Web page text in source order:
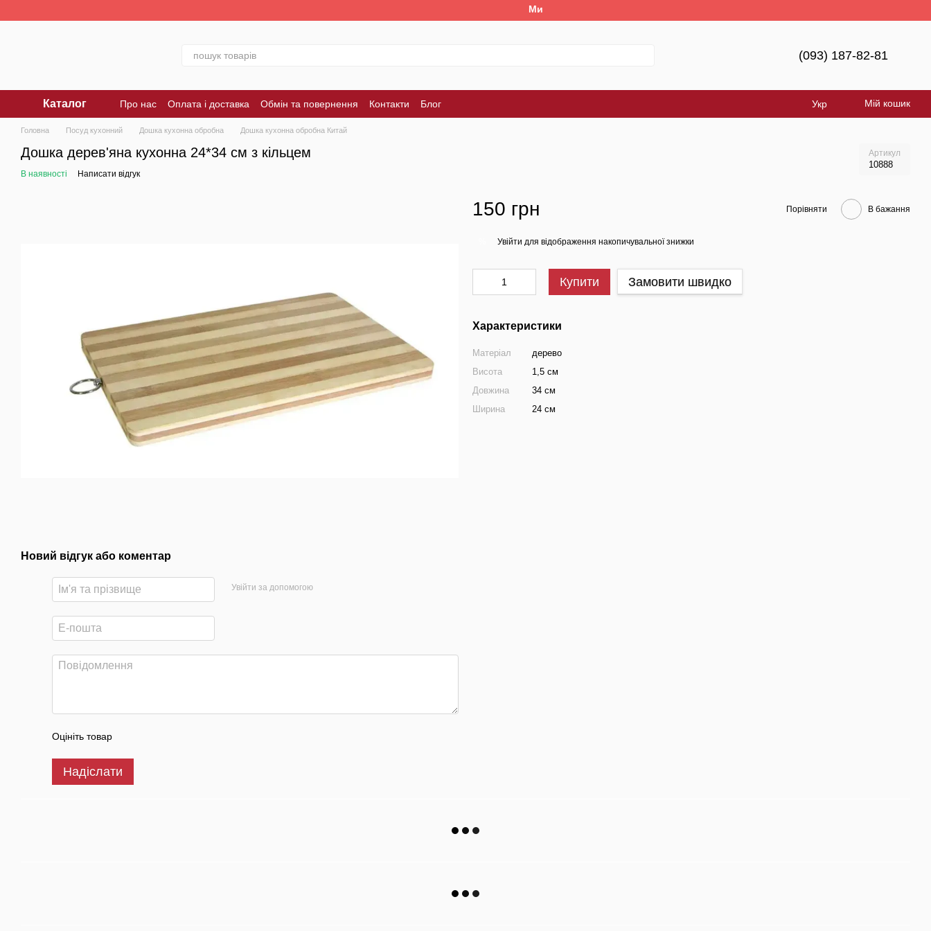
Ми працюємо. Все буде Україна!
(093) 187-82-81
Каталог Про нас Оплата і доставка Обмін та повернення Контакти Блог Укр Мій кошик
Головна Посуд кухонний Дошка кухонна обробна Дошка кухонна обробна Китай
Дошка дерев'яна кухонна 24*34 см з кільцем Артикул
10888
В наявності Написати відгук
Новий відгук або коментар
Увійти за допомогою
Оцініть товар
Надіслати
150 грн Порівняти В бажання
Увійти для відображення накопичувальної знижки
Купити Замовити швидко
Характеристики
Матеріал
дерево
Висота
1,5 см
Довжина
34 см
Ширина
24 см